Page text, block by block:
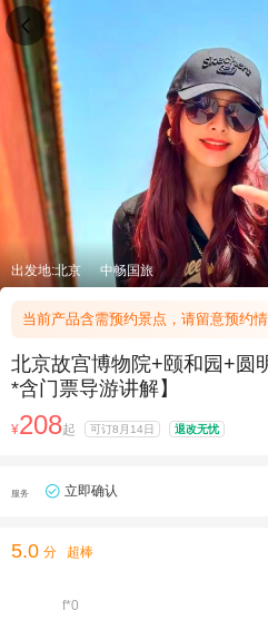
出发地:北京 中畅国旅
当前产品含需预约景点，请留意预约
北京故宫博物院+颐和园+圆
*含门票导游讲解】
¥208起 可订8月14日 退改无忧
服务 立即确认
5.0 分 超棒
f*0
